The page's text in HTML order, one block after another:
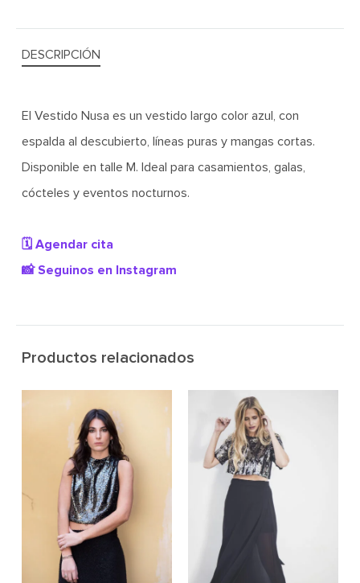
DESCRIPCIÓN
El Vestido Nusa es un vestido largo color azul, con
espalda al descubierto, líneas puras y mangas cortas.
Disponible en talle M. Ideal para casamientos, galas,
cócteles y eventos nocturnos.
🗓️ Agendar cita
📸 Seguinos en Instagram
Productos relacionados